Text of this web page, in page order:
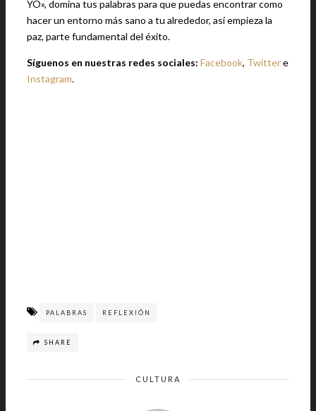
YO», domina tus palabras para que puedas encontrar como
hacer un entorno más sano a tu alrededor, así empieza la
paz, parte fundamental del éxito.
Síguenos en nuestras redes sociales: Facebook, Twittere
Instagram.
PALABRAS REFLEXIÓN
SHARE
CULTURA